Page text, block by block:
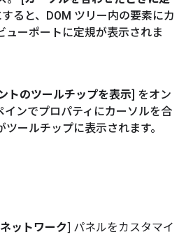
ると、DOM ツリー内の要素にカ
ューポートに定規が表示されま
トのツールチップを表示] をオン
インでプロパティにカーソルを合
ールチップに表示されます。
ネットワーク] パネルをカスタマイ